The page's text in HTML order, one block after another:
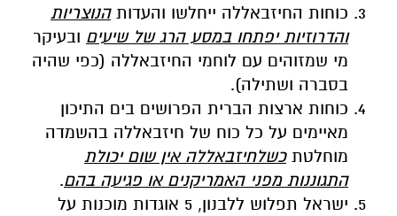
כוחות החיזבאללה ייחלשו והעדותהנוצריות
והדרוזיות יפתחו במסע הרג של שיעים ובעיקר
מי שמזוהים עם לוחמי החיזבאללה (כפי שהיה
בסברה ושתילה).
כוחות ארצות הברית הפרושים בים התיכון
מאיימים על כל כוח של חיזבאללה בהשמדה
מוחלטתכשלחיזבאללה אין שום יכולת
התגוננות מפני האמריקנים או פגיעה בהם.
ישראל תפלוש ללבנון, 5 אוגדות מוכנות על